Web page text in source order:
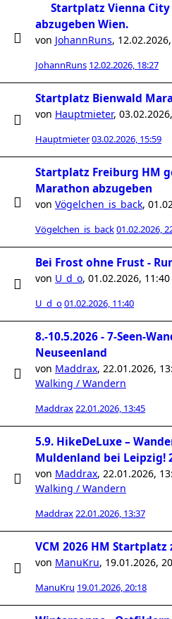
Startplatz Vienna
abzugeben Wien.
von JohannRuns,
JohannRuns 12.02.2026, 18:27
Startplatz Bienwald
von Hauptmieter,
Hauptmieter03.02.2026, 15:59
Startplatz Freiburg HM
Marathon abzugeben
von Vögelchen_is_back,
Vögelchen_is_back01.02.2026,
Bei Frost ohne Frust -
von U_d_o, 01.02.2026, 11:40
U_d_o01.02.2026, 11:40
8.-10.5.2026 - 7-Seen-
Neuseenland
von Maddrax, 22.01.2026,
Walking / Wandern
Maddrax22.01.2026, 13:45
5.9. HikeDeLuxe –
Muldenland bei Leipzig!
von Maddrax, 22.01.2026,
Walking / Wandern
Maddrax22.01.2026, 13:37
VCM 2026 HM Startplatz
von ManuKru, 19.01.2026,
ManuKru 19.01.2026, 20:18